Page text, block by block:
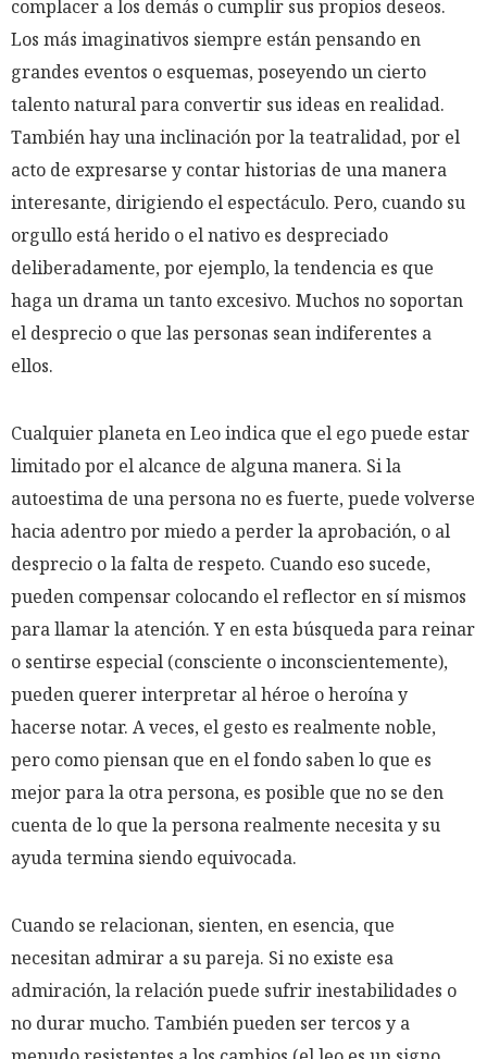
complacer a los demás o cumplir sus propios deseos.
Los más imaginativos siempre están pensando en
grandes eventos o esquemas, poseyendo un cierto
talento natural para convertir sus ideas en realidad.
También hay una inclinación por la teatralidad, por el
acto de expresarse y contar historias de una manera
interesante, dirigiendo el espectáculo. Pero, cuando su
orgullo está herido o el nativo es despreciado
deliberadamente, por ejemplo, la tendencia es que
haga un drama un tanto excesivo. Muchos no soportan
el desprecio o que las personas sean indiferentes a
ellos.
Cualquier planeta en Leo indica que el ego puede estar
limitado por el alcance de alguna manera. Si la
autoestima de una persona no es fuerte, puede volverse
hacia adentro por miedo a perder la aprobación, o al
desprecio o la falta de respeto. Cuando eso sucede,
pueden compensar colocando el reflector en sí mismos
para llamar la atención. Y en esta búsqueda para reinar
o sentirse especial (consciente o inconscientemente),
pueden querer interpretar al héroe o heroína y
hacerse notar. A veces, el gesto es realmente noble,
pero como piensan que en el fondo saben lo que es
mejor para la otra persona, es posible que no se den
cuenta de lo que la persona realmente necesita y su
ayuda termina siendo equivocada.
Cuando se relacionan, sienten, en esencia, que
necesitan admirar a su pareja. Si no existe esa
admiración, la relación puede sufrir inestabilidades o
no durar mucho. También pueden ser tercos y a